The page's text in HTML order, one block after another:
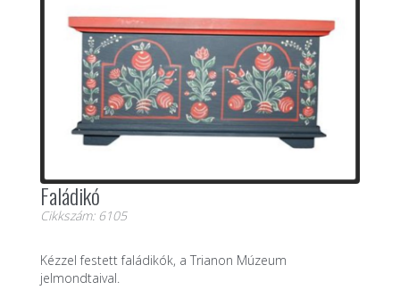
Faládikó
Cikkszám: 6105
Kézzel festett faládikók, a Trianon Múzeum
jelmondtaival.